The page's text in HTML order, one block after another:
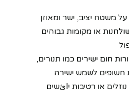
משטח יציב, ישר ומאוזן
או מקומות גבוהים
חום ישירים כמו תנורים,
חשופים לשמש ישירה
או רטיבות יائשים